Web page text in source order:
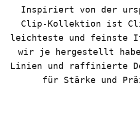
Inspiriert von der
Clip-Kollektion ist
leichteste und feinste
wir je hergestellt
Linien und raffinierte
für Stärke und